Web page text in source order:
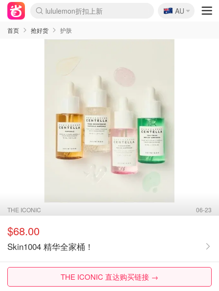
lululemon折扣上新
Sasa美妆护肤3.5折
SSENSE年中3折
FreshBeauty好价汇总
Cettire降价+叠9折
Farfetch折上8折
WWS Coles超市实拍
viagogo二手票捡漏
Myer清仓1折起
The Outnet奢牌1折起
David Jones 3折起
Flannels大牌1折
Perfumes Club护肤1折
AMIRO返校季6.2折
Oweek抽奖送Airpods
Amazon折扣汇总
eToro入金$200送$50
Amazon数码好物
ICONIC本周7.5折
ThedoubleF高奢地板价
Moose Knuckles 6折
丝芙兰5折起
EUFY官网3.7折起
Selenichast首饰2折
Trip机票酒店促销
YSL送5件彩妆礼
Amazon家居好物
BIGBANG巡演开票
David Jones时尚3折
Amazon美妆护肤
雅漾大喷$8
过敏原检测盒$33
伊索独家赠50ml沐浴露
科颜氏清仓3折
SEALIFE海洋馆门票6折
丝塔芙大白罐$16
订阅Newsletter送香薰
Cult Beauty 6.8折
Harrods圣诞日历2.3折
LN-CC奢牌私促3折
d'Alba空姐喷雾$16
EVE LOM套装逆天2折
Bernardelli独家4折
Adore Beauty 6折起
CT圣诞日历
Mytheresa奢品2.7折
Luxury Escapes 9折
Currentbody美容仪9折
卡诗9折+赠4件礼
MOON Garden Live
ALLSAINTS美衣3折
Roborock扫地机3.7折
Tingo Life水杯$24
Valentino官网5折
CR洗发护发6.3折
🇦🇺
AU
首页 抢好货 护肤
THE ICONIC 06-23
$68.00
Skin1004 精华全家桶！
THE ICONIC 直达购买链接 →